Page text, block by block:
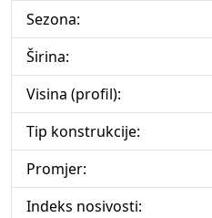
Sezona:
Širina:
Visina (profil):
Tip konstrukcije:
Promjer:
Indeks nosivosti: